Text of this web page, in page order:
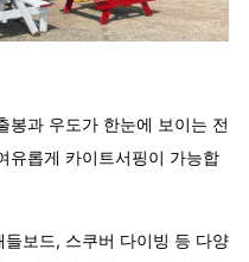
봉과 우도가 한눈에 보이는 전
유롭게 카이트서핑이 가능합
보드, 스쿠버 다이빙 등 다양